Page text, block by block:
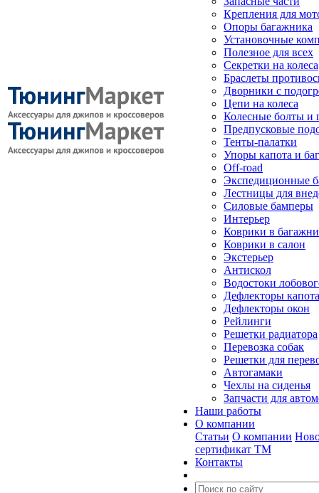
Крепления для
Опоры багажника
Установочные
Полезное для всех
Секретки на колеса
Браслеты
Дворники с
Цепи на колеса
Колесные болты и
Предпусковые
Тенты-палатки
Упоры капота и
Off-road
Экспедиционные
Лестницы для
Силовые бамперы
Интерьер
Коврики в
Коврики в салон
Экстерьер
Антискол
Водостоки
Дефлекторы капота
Дефлекторы окон
Рейлинги
Решетки радиатора
Перевозка собак
Решетки для
Автогамаки
Чехлы на сиденья
Запчасти для
Наши работы
О компании
Статьи О компании
сертификат ТМ
Контакты